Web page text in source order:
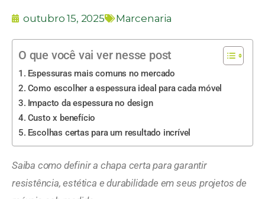
outubro 15, 2025 Marcenaria
O que você vai ver nesse post
Espessuras mais comuns no mercado
Como escolher a espessura ideal para cada móvel
Impacto da espessura no design
Custo x benefício
Escolhas certas para um resultado incrível
Saiba como definir a chapa certa para garantir
resistência, estética e durabilidade em seus projetos de